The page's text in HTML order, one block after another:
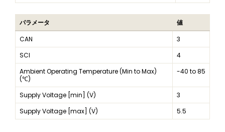
パラメータ
値
CAN
3
SCI
4
Ambient Operating Temperature (Min to Max)
(℃)
-40 to 85
Supply Voltage [min] (V)
3
Supply Voltage [max] (V)
5.5